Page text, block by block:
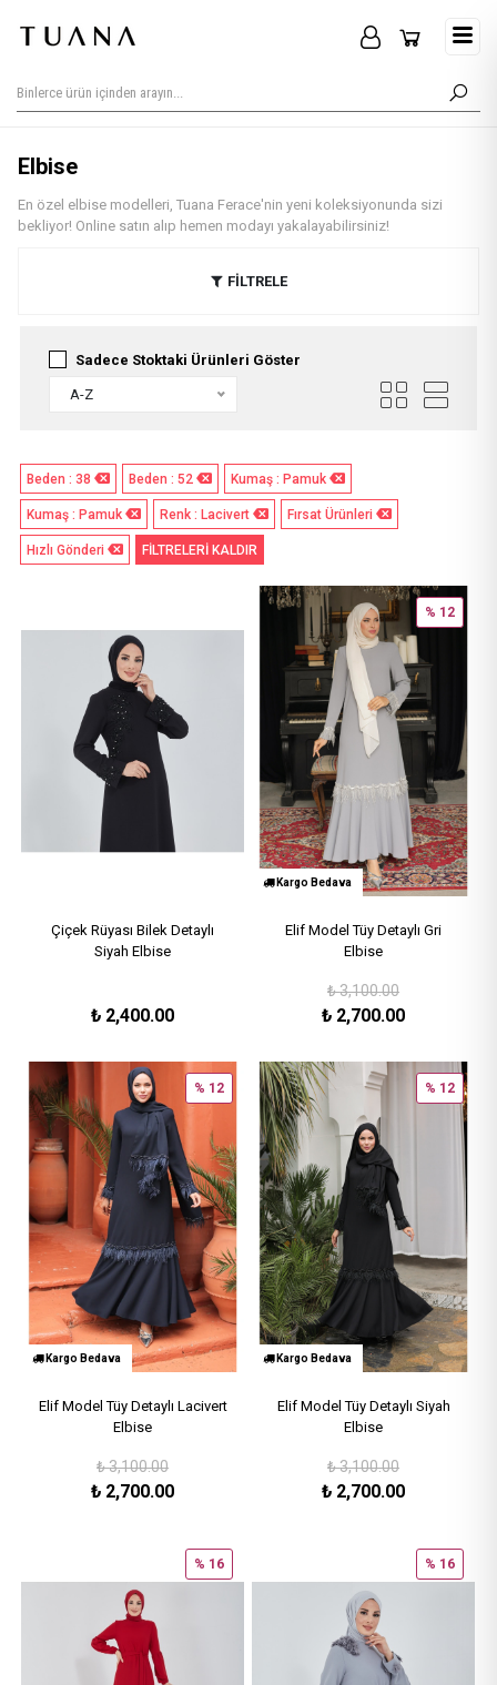
Elbise
En özel elbise modelleri, Tuana Ferace'nin yeni koleksiyonunda sizi
bekliyor! Online satın alıp hemen modayı yakalayabilirsiniz!
FİLTRELE
Sadece Stoktaki Ürünleri Göster
A-Z
Beden : 38 Beden : 52 Kumaş : Pamuk
Kumaş : Pamuk Renk : Lacivert Fırsat Ürünleri
Hızlı Gönderi FİLTRELERİ KALDIR
Çiçek Rüyası Bilek Detaylı
Siyah Elbise
₺ 2,400.00
Kargo Bedava
Elif Model Tüy Detaylı Gri
Elbise
₺3,100.00
₺ 2,700.00
% 12
Kargo Bedava
Elif Model Tüy Detaylı Lacivert
Elbise
₺3,100.00
₺ 2,700.00
% 12
Kargo Bedava
Elif Model Tüy Detaylı Siyah
Elbise
₺3,100.00
₺ 2,700.00
% 12
% 16 % 16